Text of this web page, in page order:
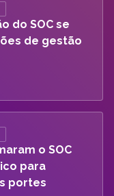
do SOC se
de gestão
o SOC
para
portes